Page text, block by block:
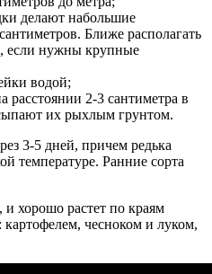
делают набольшие
Ближе располагать
если нужны крупные
водой;
расстоянии 2-3 сантиметра в
их рыхлым грунтом.
3-5 дней, причем редька
температуре. Ранние сорта
хорошо растет по краям
чесноком и луком,